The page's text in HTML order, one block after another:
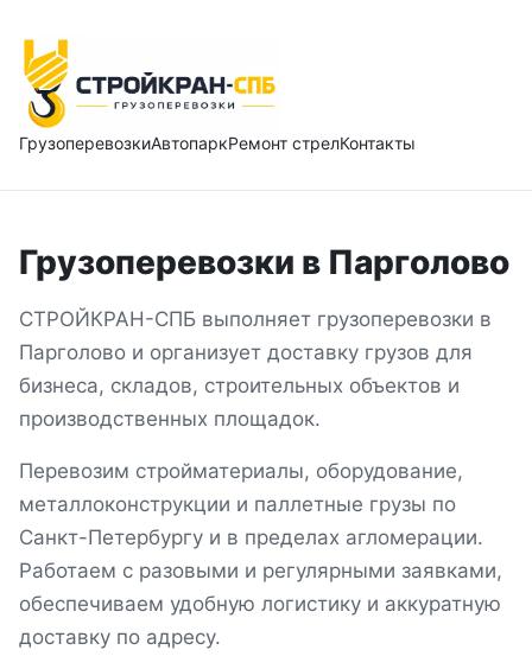
ГрузоперевозкиАвтопаркРемонт стрелКонтакты
Грузоперевозки в Парголово
СТРОЙКРАН-СПБ выполняет грузоперевозки в
Парголово и организует доставку грузов для
бизнеса, складов, строительных объектов и
производственных площадок.
Перевозим стройматериалы, оборудование,
металлоконструкции и паллетные грузы по
Санкт-Петербургу и в пределах агломерации.
Работаем с разовыми и регулярными заявками,
обеспечиваем удобную логистику и аккуратную
доставку по адресу.